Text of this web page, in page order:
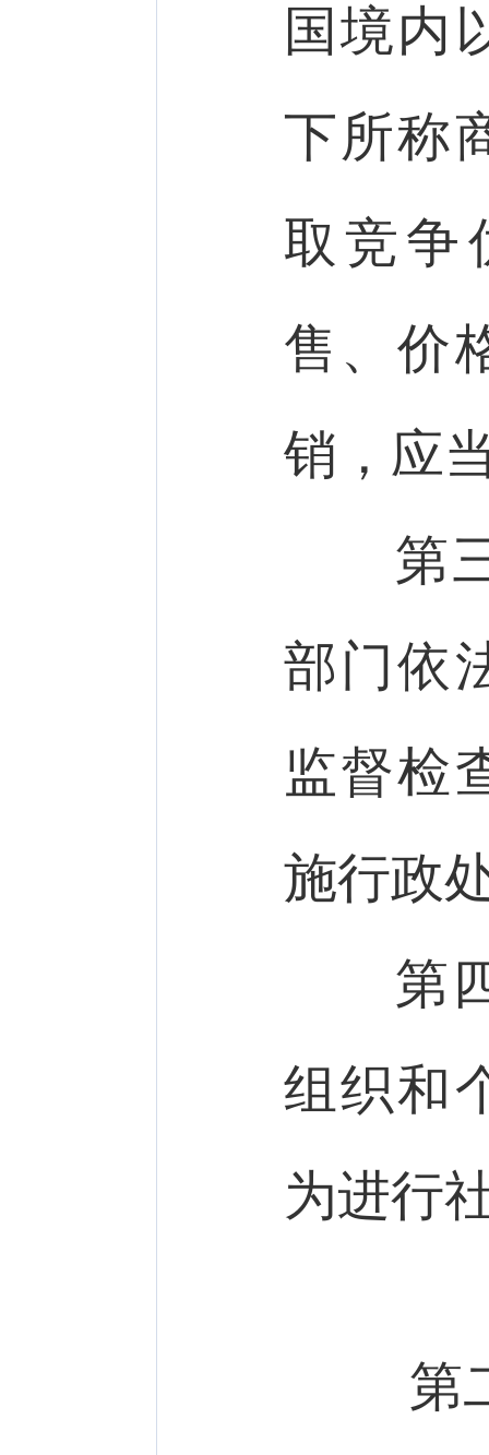
国境内
下所称
取竞争
售、价
销，应
第
部门依
监督检
施行政
第
组织和
为进行
第